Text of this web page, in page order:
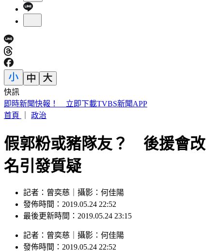
快訊
記憶體狂潮到頭了？美光目標價大砍17.8%
首頁
政治
假郭粉或豬隊友？ 後援會改
名引發質疑
記者：曾奕慈｜攝影：何佳陽
發佈時間：2019.05.24 22:52
最後更新時間：2019.05.24 23:15
記者 ： 曾奕慈 攝影 ： 何佳陽
發佈時間： 2019.05.24 22:52